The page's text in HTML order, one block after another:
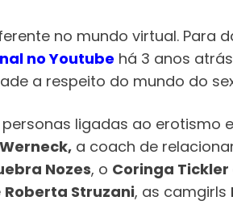
no mundo virtual. Para
no Youtube há 3 anos
a respeito do mundo do
ligadas ao erotismo
a coach de
Nozes, o Coringa Tickler
Roberta Struzani, as camgirls